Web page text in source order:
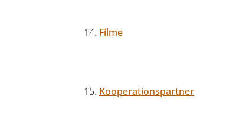
Filme
Kooperationspartner